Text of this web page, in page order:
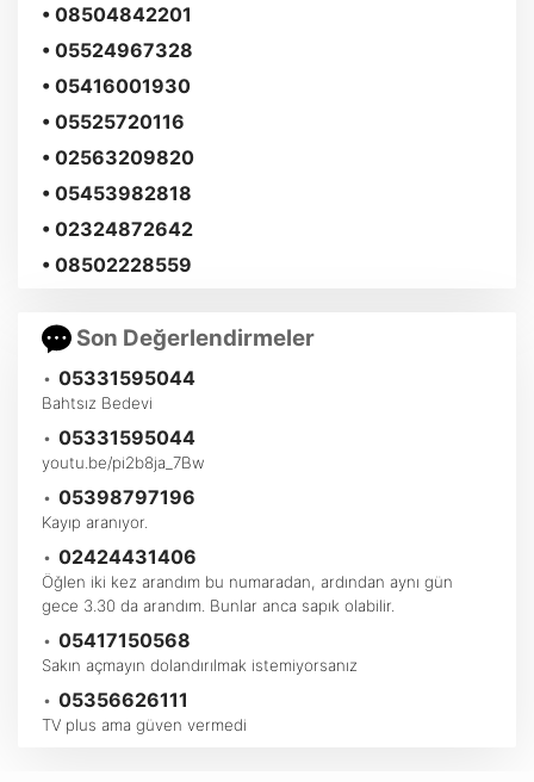
• 08504842201
• 05524967328
• 05416001930
• 05525720116
• 02563209820
• 05453982818
• 02324872642
• 08502228559
Son Değerlendirmeler
• 05331595044
Bahtsız Bedevi
• 05331595044
youtu.be/pi2b8ja_7Bw
• 05398797196
Kayıp aranıyor.
• 02424431406
Öğlen iki kez arandım bu numaradan, ardından aynı gün
gece 3.30 da arandım. Bunlar anca sapık olabilir.
• 05417150568
Sakın açmayın dolandırılmak istemiyorsanız
• 05356626111
TV plus ama güven vermedi